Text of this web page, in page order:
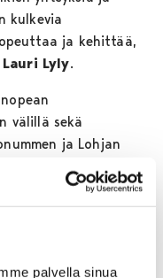
palvella sinua
kulkevia
ja kehittää,
Lauri Lyly.
välillä sekä
ja Lohjan
kaksoisraide
kohtaamisen
Turun ja
jatkaa